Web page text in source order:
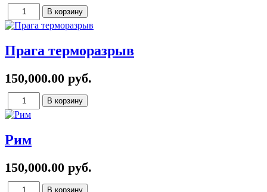
Прага терморазрыв
150,000.00 руб.
Рим
150,000.00 руб.